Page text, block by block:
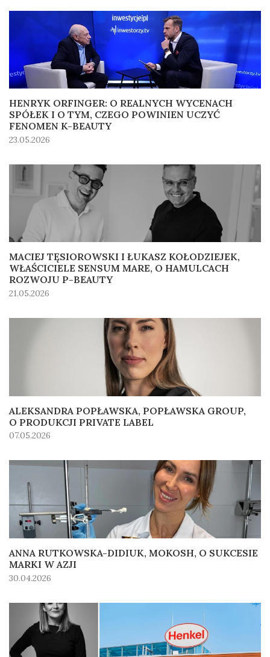
HENRYK ORFINGER: O REALNYCH WYCENACH
SPÓŁEK I O TYM, CZEGO POWINIEN UCZYĆ
FENOMEN K-BEAUTY
23.05.2026
MACIEJ TĘSIOROWSKI I ŁUKASZ KOŁODZIEJEK,
WŁAŚCICIELE SENSUM MARE, O HAMULCACH
ROZWOJU P-BEAUTY
21.05.2026
ALEKSANDRA POPŁAWSKA, POPŁAWSKA GROUP,
O PRODUKCJI PRIVATE LABEL
07.05.2026
ANNA RUTKOWSKA-DIDIUK, MOKOSH, O SUKCESIE
MARKI W AZJI
30.04.2026